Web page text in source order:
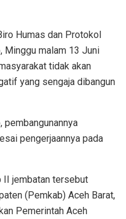
Humas dan Protokol
Minggu malam 13 Juni
tidak akan
yang sengaja dibangun
pembangunannya
pengerjaannya pada
II jembatan tersebut
(Pemkab) Aceh Barat,
Pemerintah Aceh